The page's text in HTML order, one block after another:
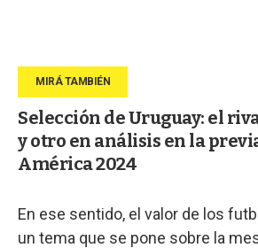
Selección de Uruguay: el
y otro en análisis en la
América 2024
En ese sentido, el valor de los
un tema que se pone sobre la